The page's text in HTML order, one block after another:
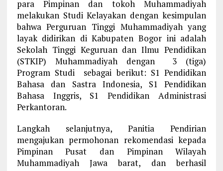
para Pimpinan dan tokoh Muhammadiyah
melakukan Studi Kelayakan dengan kesimpulan
bahwa Perguruan Tinggi Muhammadiyah yang
layak didirikan di Kabupaten Bogor ini adalah
Sekolah Tinggi Keguruan dan Ilmu Pendidikan
(STKIP) Muhammadiyah dengan 3 (tiga)
Program Studi sebagai berikut: S1 Pendidikan
Bahasa dan Sastra Indonesia, S1 Pendidikan
Bahasa Inggris, S1 Pendidikan Administrasi
Perkantoran.
Langkah selanjutnya, Panitia Pendirian
mengajukan permohonan rekomendasi kepada
Pimpinan Pusat dan Pimpinan Wilayah
Muhammadiyah Jawa barat, dan berhasil